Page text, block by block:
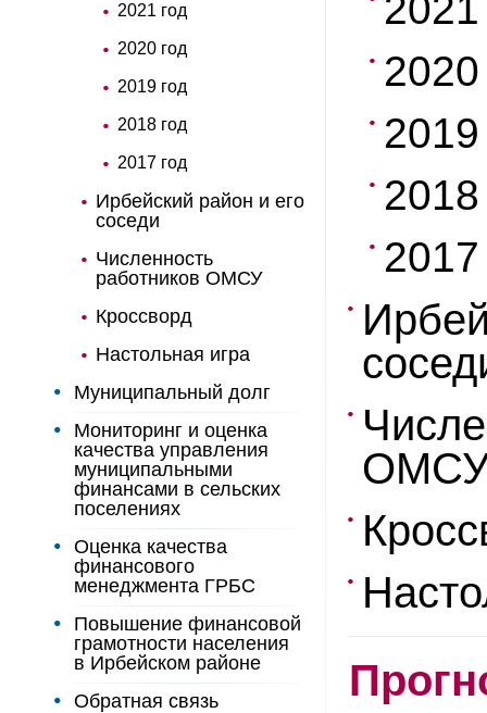
2021 год
2020 год
2019 год
2018 год
2017 год
Ирбейский район и его
соседи
Численность
работников ОМСУ
Кроссворд
Настольная игра
Муниципальный долг
Мониторинг и оценка
качества управления
муниципальными
финансами в сельских
поселениях
Оценка качества
финансового
менеджмента ГРБС
Повышение финансовой
грамотности населения
в Ирбейском районе
Обратная связь
2020
2019
2018
2017